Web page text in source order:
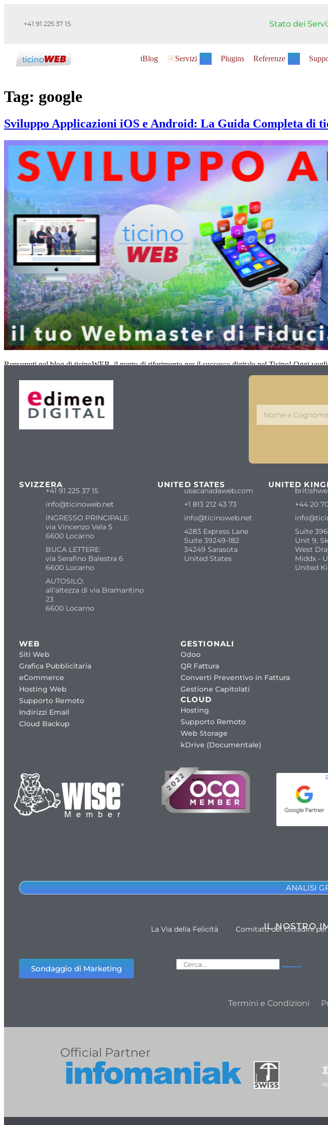
+41 91 225 37 15 Stato dei
tBlog Servizi Plugins Referenze
Tag: google
Sviluppo Applicazioni iOS e Android: La Guida Completa di
Benvenuti nel blog di ticinoWEB, il punto di riferimento per il successo digitale nel Ticino! Oggi
SVIZZERA
+41 91 225 37 15
info@ticinoweb.net
INGRESSO PRINCIPALE:
via Vincenzo Vela 5
6600 Locarno
BUCA LETTERE:
via Serafino Balestra 6
6600 Locarno
AUTOSILO:
all'altezza di via Bramantino
23
6600 Locarno
UNITED STATES
usacanadaweb.com
+1 813 212 43 73
info@ticinoweb.net
4283 Express Lane
Suite 39249-182
34249 Sarasota
United States
UNITED
+44 20
Suite
Unit 9,
West
Middx -
United
WEB
Siti Web
Grafica Pubblicitaria
eCommerce
Hosting Web
Supporto Remoto
Indirizzi Email
Cloud Backup
GESTIONALI
Odoo
QR Fattura
Converti Preventivo in Fattura
Gestione Capitolati
CLOUD
Hosting
Supporto Remoto
Web Storage
kDrive (Documentale)
ANALISI
IL NOSTRO
La Via della Felicità Comitato dei Cittadini
Sondaggio di Marketing
Termini e Condizioni
Official Partner